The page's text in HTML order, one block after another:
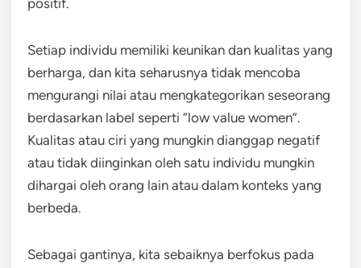
positif.
Setiap individu memiliki keunikan dan kualitas yang
berharga, dan kita seharusnya tidak mencoba
mengurangi nilai atau mengkategorikan seseorang
berdasarkan label seperti “low value women”.
Kualitas atau ciri yang mungkin dianggap negatif
atau tidak diinginkan oleh satu individu mungkin
dihargai oleh orang lain atau dalam konteks yang
berbeda.
Sebagai gantinya, kita sebaiknya berfokus pada